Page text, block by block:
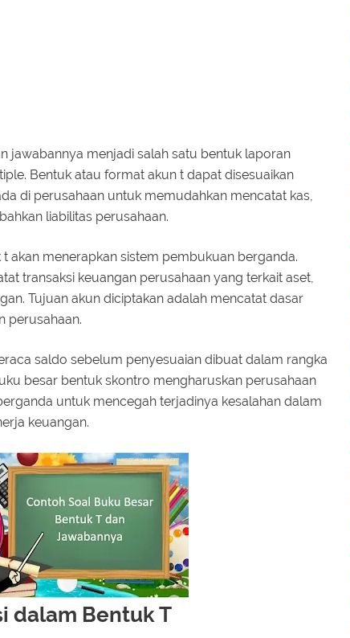
jawabannya menjadi salah satu bentuk laporan
Bentuk atau format akun t dapat disesuaikan
di perusahaan untuk memudahkan mencatat kas,
liabilitas perusahaan.
akan menerapkan sistem pembukuan berganda.
transaksi keuangan perusahaan yang terkait aset,
Tujuan akun diciptakan adalah mencatat dasar
perusahaan.
saldo sebelum penyesuaian dibuat dalam rangka
besar bentuk skontro mengharuskan perusahaan
untuk mencegah terjadinya kesalahan dalam
keuangan.
dalam Bentuk T